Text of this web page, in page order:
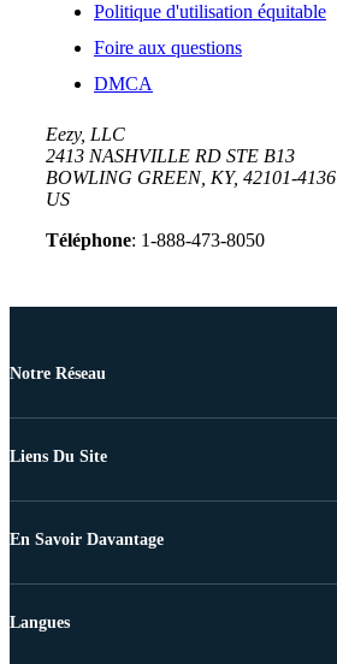
Politique d'utilisation équitable
Foire aux questions
DMCA
Eezy, LLC
2413 NASHVILLE RD STE B13
BOWLING GREEN, KY, 42101-4136
US
Téléphone: 1-888-473-8050
Notre Réseau
Liens Du Site
En Savoir Davantage
Langues